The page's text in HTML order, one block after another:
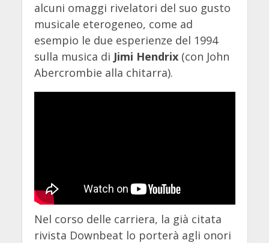
alcuni omaggi rivelatori del suo gusto
musicale eterogeneo, come ad
esempio le due esperienze del 1994
sulla musica di Jimi Hendrix(con John
Abercrombie alla chitarra).
Nel corso delle carriera, la già citata
rivista Downbeat lo porterà agli onori